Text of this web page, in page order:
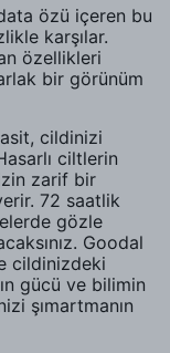
özü içeren bu
karşılar.
özellikleri
bir görünüm
cildinizi
ciltlerin
zarif bir
72 saatlik
gözle
Goodal
cildinizdeki
gücü ve bilimin
şımartmanın